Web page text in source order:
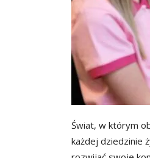
Świat, w którym
każdej dziedzinie